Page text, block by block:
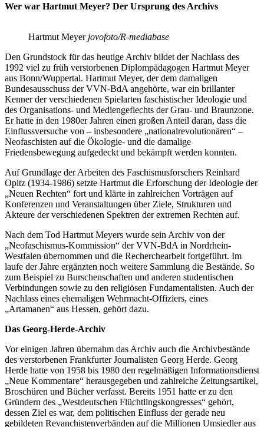
Wer war Hartmut Meyer? Der Ursprung des Archivs
Hartmut Meyer jovofoto/R-mediabase
Den Grundstock für das heutige Archiv bildet der Nachlass des
1992 viel zu früh verstorbenen Diplompädagogen Hartmut Meyer
aus Bonn/Wuppertal. Hartmut Meyer, der dem damaligen
Bundesausschuss der VVN-BdA angehörte, war ein brillanter
Kenner der verschiedenen Spielarten faschistischer Ideologie und
des Organisations- und Mediengeflechts der Grau- und Braunzone.
Er hatte in den 1980er Jahren einen großen Anteil daran, dass die
Einflussversuche von – insbesondere „nationalrevolutionären“ –
Neofaschisten auf die Ökologie- und die damalige
Friedensbewegung aufgedeckt und bekämpft werden konnten.
Auf Grundlage der Arbeiten des Faschismusforschers Reinhard
Opitz (1934-1986) setzte Hartmut die Erforschung der Ideologie der
„Neuen Rechten“ fort und klärte in zahlreichen Vorträgen auf
Konferenzen und Veranstaltungen über Ziele, Strukturen und
Akteure der verschiedenen Spektren der extremen Rechten auf.
Nach dem Tod Hartmut Meyers wurde sein Archiv von der
„Neofaschismus-Kommission“ der VVN-BdA in Nordrhein-
Westfalen übernommen und die Recherchearbeit fortgeführt. Im
laufe der Jahre ergänzten noch weitere Sammlung die Bestände. So
zum Beispiel zu Burschenschaften und anderen studentischen
Verbindungen sowie zu den religiösen Fundamentalisten. Auch der
Nachlass eines ehemaligen Wehrmacht-Offiziers, eines
„Artamanen“ aus Hessen, gehört dazu.
Das Georg-Herde-Archiv
Vor einigen Jahren übernahm das Archiv auch die Archivbestände
des verstorbenen Frankfurter Journalisten Georg Herde. Georg
Herde hatte von 1958 bis 1980 den regelmäßigen Informationsdienst
„Neue Kommentare“ herausgegeben und zahlreiche Zeitungsartikel,
Broschüren und Bücher verfasst. Bereits 1951 hatte er zu den
Gründern des „Westdeutschen Flüchtlingskongresses“ gehört,
dessen Ziel es war, dem politischen Einfluss der gerade neu
gebildeten Revanchistenverbänden auf die Millionen Umsiedler aus